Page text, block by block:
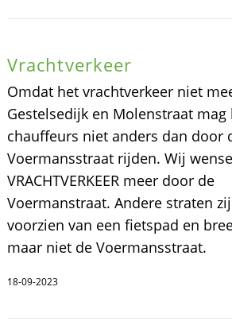
Vrachtverkeer
Omdat het vrachtverkeer niet
Gestelsedijk en Molenstraat mag
chauffeurs niet anders dan door
Voermansstraat rijden. Wij
VRACHTVERKEER meer door de
Voermanstraat. Andere straten
voorzien van een fietspad en
maar niet de Voermansstraat.
18-09-2023